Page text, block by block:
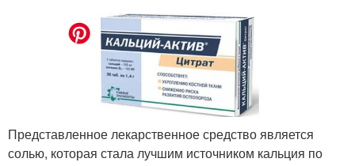
Представленное лекарственное средство является
солью, которая стала лучшим источником кальция по